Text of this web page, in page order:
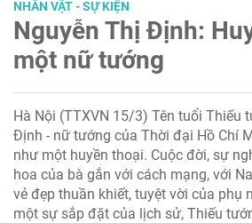
NHÂN VẬT - SỰ KIỆN
Nguyễn Thị Định:
một nữ tướng
Hà Nội (TTXVN 15/3) Tên tuổi Thiếu
Định - nữ tướng của Thời đại Hồ Chí
như một huyền thoại. Cuộc đời, sự
hoa của bà gắn với cách mạng, với
vẻ đẹp thuần khiết, tuyệt vời của phụ
một sự sắp đặt của lịch sử, Thiếu